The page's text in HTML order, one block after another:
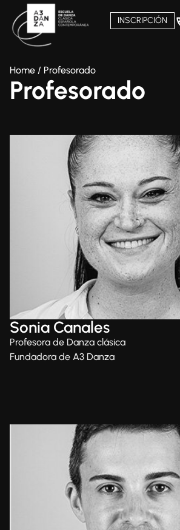
INSCRIPCIÓN
Home / Profesorado
Profesorado
Sonia Canales
Profesora de Danza clásica
Fundadora de A3 Danza